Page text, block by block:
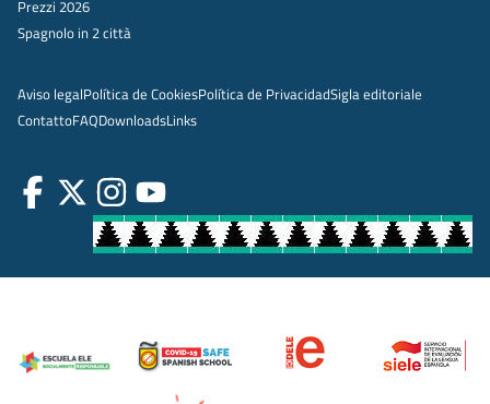
Prezzi 2026
Spagnolo in 2 città
Aviso legalPolítica de CookiesPolítica de PrivacidadSigla editoriale
ContattoFAQDownloadsLinks